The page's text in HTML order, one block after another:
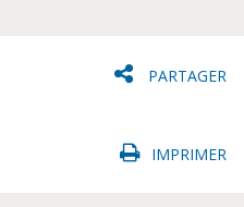
PARTAGER
IMPRIMER